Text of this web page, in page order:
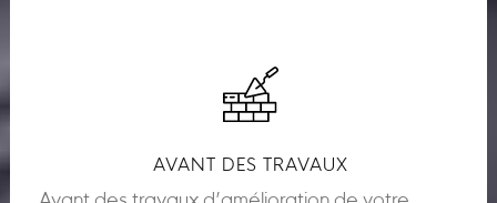
AVANT DES TRAVAUX